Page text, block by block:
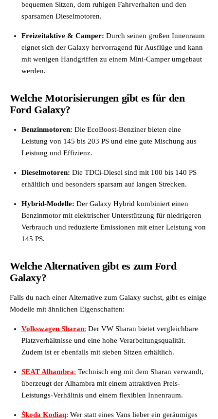
bequemen Sitzen, dem ruhigen Fahrverhalten und den
sparsamen Dieselmotoren.
Freizeitaktive & Camper: Durch seinen großen Innenraum
eignet sich der Galaxy hervorragend für Ausflüge und kann
mit wenigen Handgriffen zu einem Mini-Camper umgebaut
werden.
Welche Motorisierungen gibt es für den
Ford Galaxy?
Benzinmotoren: Die EcoBoost-Benziner bieten eine
Leistung von 145 bis 203 PS und eine gute Mischung aus
Leistung und Effizienz.
Dieselmotoren: Die TDCi-Diesel sind mit 100 bis 140 PS
erhältlich und besonders sparsam auf langen Strecken.
Hybrid-Modelle: Der Galaxy Hybrid kombiniert einen
Benzinmotor mit elektrischer Unterstützung für niedrigeren
Verbrauch und reduzierte Emissionen mit einer Leistung von
145 PS.
Welche Alternativen gibt es zum Ford
Galaxy?
Falls du nach einer Alternative zum Galaxy suchst, gibt es einige
Modelle mit ähnlichen Eigenschaften:
Volkswagen Sharan: Der VW Sharan bietet vergleichbare
Platzverhältnisse und eine hohe Verarbeitungsqualität.
Zudem ist er ebenfalls mit sieben Sitzen erhältlich.
SEAT Alhambra: Technisch eng mit dem Sharan verwandt,
überzeugt der Alhambra mit einem attraktiven Preis-
Leistungs-Verhältnis und einem flexiblen Innenraum.
Škoda Kodiaq: Wer statt eines Vans lieber ein geräumiges